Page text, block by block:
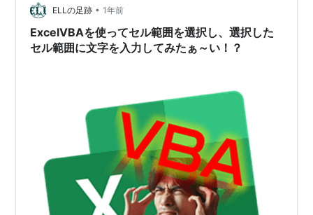
う =A1 & B1 この式をC1に入力すると、「山田太郎」と…
ELLの足跡 • 1年前
ExcelVBAを使ってセル範囲を選択し、選択した
セル範囲に文字を入力してみたぁ～い！？